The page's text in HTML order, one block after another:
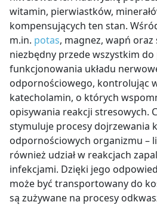
witamin, pierwiastków,
kompensujących ten stan.
m.in. potas, magnez, wapń oraz
niezbędny przede wszystkim do
funkcjonowania układu
odpornościowego, kontrolując
katecholamin, o których
opisywania reakcji stresowych.
stymuluje procesy dojrzewania
odpornościowych organizmu –
również udział w reakcjach
infekcjami. Dzięki jego
może być transportowany do
są zużywane na procesy